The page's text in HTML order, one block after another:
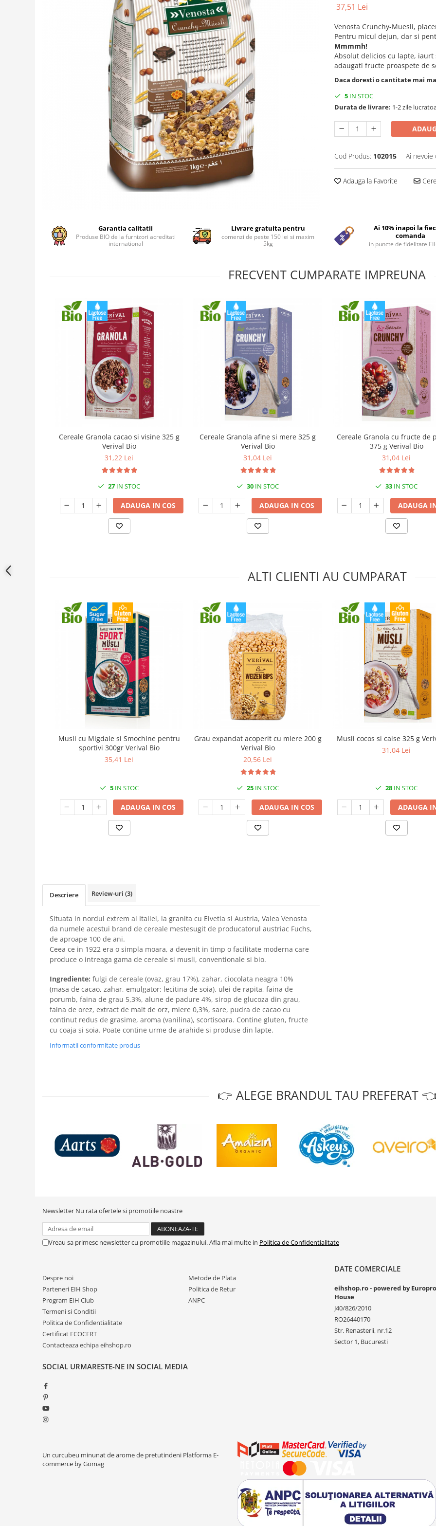
37,51 Lei
Venosta Crunchy-Muesli,
Pentru micul dejun, dar si
Mmmmh!
Absolut delicios cu lapte, iaurt
adaugati fructe proaspete de
Daca doresti o cantitate mai
5 IN STOC
Durata de livrare: 1-2 zile
Cod Produs: 102015 Ai nevoie
Adauga la Favorite
Garantia calitatii
Produse BIO de la furnizori acreditati
international
Livrare gratuita pentru
comenzi de peste 150 lei si maxim
5kg
Ai 10% inapoi la
comanda
in puncte de fidelitate
FRECVENT CUMPARATE IMPREUNA
Cereale Granola cacao si visine 325 g
Verival Bio
31,22 Lei
27 IN STOC
ADAUGA IN COS
Cereale Granola afine si mere 325 g
Verival Bio
31,04 Lei
30 IN STOC
ADAUGA IN COS
Cereale Granola cu fructe de
375 g Verival Bio
31,04 Lei
33 IN STOC
ADAUGA
ALTI CLIENTI AU CUMPARAT
Musli cu Migdale si Smochine pentru
sportivi 300gr Verival Bio
35,41 Lei
5IN STOC
ADAUGA IN COS
Grau expandat acoperit cu miere 200 g
Verival Bio
20,56 Lei
25 IN STOC
ADAUGA IN COS
Musli cocos si caise 325 g
31,04 Lei
28 IN STOC
ADAUGA
Descriere Review-uri (3)
Situata in nordul extrem al Italiei, la granita cu Elvetia si Austria, Valea Venosta
da numele acestui brand de cereale mestesugit de producatorul austriac Fuchs,
de aproape 100 de ani.
Ceea ce in 1922 era o simpla moara, a devenit in timp o facilitate moderna care
produce o intreaga gama de cereale si musli, conventionale si bio.
Ingrediente: fulgi de cereale (ovaz, grau 17%), zahar, ciocolata neagra 10%
(masa de cacao, zahar, emulgator: lecitina de soia), ulei de rapita, faina de
porumb, faina de grau 5,3%, alune de padure 4%, sirop de glucoza din grau,
faina de orez, extract de malt de orz, miere 0,3%, sare, pudra de cacao cu
continut redus de grasime, aroma (vanilina), scortisoara. Contine gluten, fructe
cu coaja si soia. Poate contine urme de arahide si produse din lapte.
Informatii conformitate produs
👉 ALEGE BRANDUL TAU PREFERAT 👈
Newsletter Nu rata ofertele si promotiile noastre
Vreau sa primesc newsletter cu promotiile magazinului. Afla mai multe in Politica de Confidentialitate
Despre noi
Parteneri EIH Shop
Program EIH Club
Termeni si Conditii
Politica de Confidentialitate
Certificat ECOCERT
Contacteaza echipa eihshop.ro
Metode de Plata
Politica de Retur
ANPC
DATE COMERCIALE
eihshop.ro - powered by
House
J40/826/2010
RO26440170
Str. Renasterii, nr.12
Sector 1, Bucuresti
SOCIAL URMARESTE-NE IN SOCIAL MEDIA
Un curcubeu minunat de arome de pretutindeni Platforma E-
commerce by Gomag